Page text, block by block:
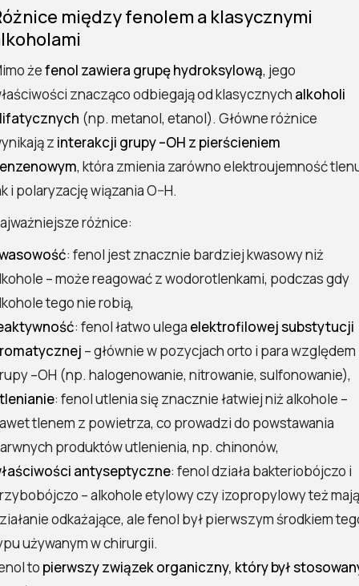
między fenolem a klasycznymi
żefenol zawiera grupę hydroksylową, jego
znacząco odbiegają od klasycznych alkoholi
(np. metanol, etanol). Główne różnice
z interakcji grupy –OH z pierścieniem
, która zmienia zarówno elektroujemność
i polaryzację wiązania O–H.
różnice:
: fenol jest znacznie bardziej kwasowy niż
– może reagować z wodorotlenkami, podczas gdy
tego nie robią,
: fenol łatwo ulega elektrofilowej substytucji
– głównie w pozycjach orto i para względem
–OH (np. halogenowanie, nitrowanie, sulfonowanie),
: fenol utlenia się znacznie łatwiej niż alkohole –
tlenem z powietrza, co prowadzi do powstawania
produktów utlenienia, np. chinonów,
antyseptyczne: fenol działa bakteriobójczo i
– alkohole etylowy czy izopropylowy też mają
odkażające, ale fenol był pierwszym środkiem
używanym w chirurgii.
to pierwszy związek organiczny, który był